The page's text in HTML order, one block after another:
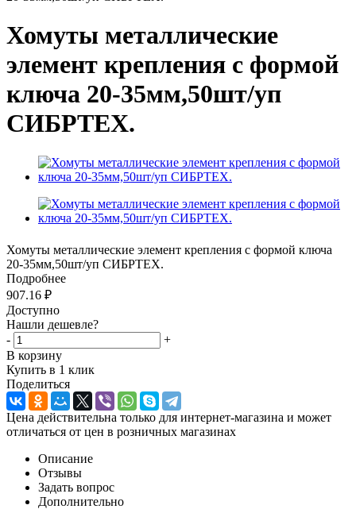
Хомуты металлические
элемент крепления с формой
ключа 20-35мм,50шт/уп
СИБРТЕХ.
Хомуты металлические элемент крепления с формой ключа
20-35мм,50шт/уп СИБРТЕХ.
Подробнее
907.16 ₽
Доступно
Нашли дешевле?
-
+
В корзину
Купить в 1 клик
Поделиться
Цена действительна только для интернет-магазина и может
отличаться от цен в розничных магазинах
Описание
Отзывы
Задать вопрос
Дополнительно